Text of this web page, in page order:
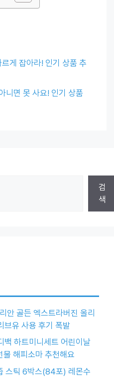
게 잡아라! 인기 상품 추
니면 못 사요! 인기 상품
검
색
안 골든 엑스트라버진 올리
브유 사용 후기 폭발
하트미니세트 어린이날
물 해피소마 추천해요
스틱 6박스(84포) 레몬수